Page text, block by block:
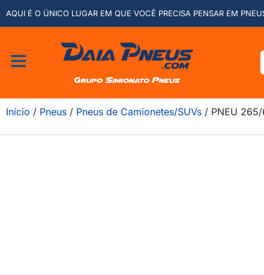
AQUI É O ÚNICO LUGAR EM QUE VOCÊ PRECISA PENSAR EM
Início / Pneus / Pneus de Camionetes/SUVs / PNEU 265/